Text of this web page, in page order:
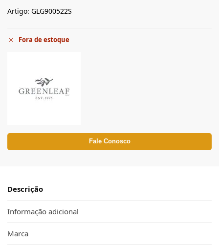
Artigo: GLG900522S
Fora de estoque
Fale Conosco
Descrição
Informação adicional
Marca